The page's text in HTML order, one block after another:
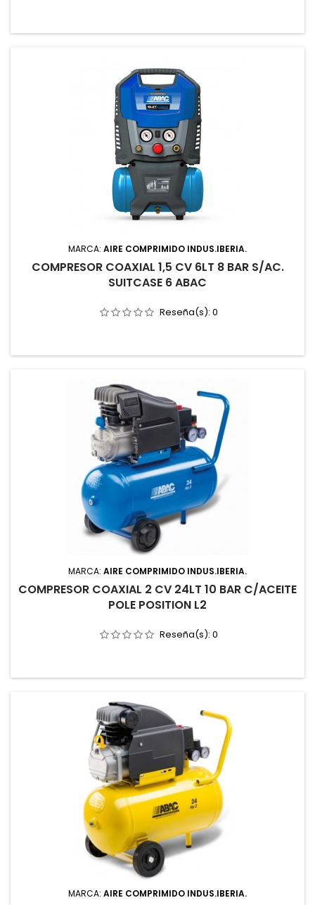
MARCA: AIRE COMPRIMIDO INDUS.IBERIA.
COMPRESOR COAXIAL 1,5 CV 6LT 8 BAR S/AC.
SUITCASE 6 ABAC
Reseña(s): 0
MARCA: AIRE COMPRIMIDO INDUS.IBERIA.
COMPRESOR COAXIAL 2 CV 24LT 10 BAR C/ACEITE
POLE POSITION L2
Reseña(s): 0
MARCA: AIRE COMPRIMIDO INDUS.IBERIA.